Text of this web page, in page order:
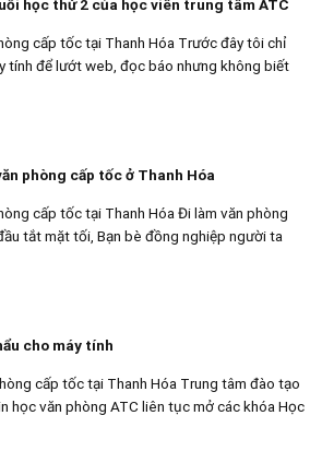
học thứ 2 của học viên trung tâm ATC
cấp tốc tại Thanh Hóa Trước đây tôi chỉ
tính để lướt web, đọc báo nhưng không biết
phòng cấp tốc ở Thanh Hóa
cấp tốc tại Thanh Hóa Đi làm văn phòng
tắt mặt tối, Bạn bè đồng nghiệp người ta
cho máy tính
cấp tốc tại Thanh Hóa Trung tâm đào tạo
học văn phòng ATC liên tục mở các khóa Học